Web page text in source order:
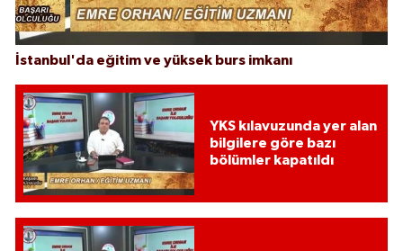
İstanbul'da eğitim ve yüksek burs imkanı
YKS kılavuzunda yer alan
bilgilere göre bazı
bölümler kapatıldı